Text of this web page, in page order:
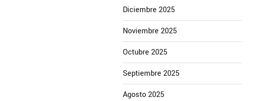
Diciembre 2025
Noviembre 2025
Octubre 2025
Septiembre 2025
Agosto 2025